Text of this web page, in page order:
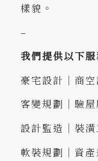
樣貌。
–
我們提供以下服
豪宅設計｜商
客變規劃｜驗
設計監造｜裝潢
軟裝規劃｜資